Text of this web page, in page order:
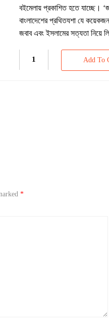
বইমেলায় প্রকাশিত হতে যাচ্ছে।
বাংলাদেশের প্রথিতযশা যে
জবাব এবং ইসলামের সত্যতা নিয়ে
Add To
*